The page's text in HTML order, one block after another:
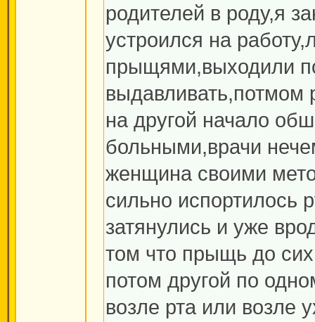
родителей в роду,я
устроился на
прыщями,выходили
выдавливать,потмом
на другой начало
больными,врачи
женщина своими
сильно испортилось
затянулись и уже
том что прыщь до
потом другой по
возле рта или возле